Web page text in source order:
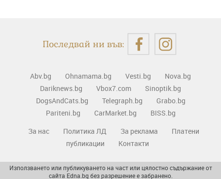
Последвай ни във:
Abv.bg Ohnamama.bg Vesti.bg
Nova.bg
Dariknews.bg
Vbox7.com
Sinoptik.bg
DogsAndCats.bg
Telegraph.bg
Grabo.bg
Pariteni.bg
CarMarket.bg
BISS.bg
За нас
Политика ЛД За реклама
Платени
публикации
Контакти
Използването или публикуването на част или цялостно съдържание от
сайта Edna.bg без разрешение е забранено.